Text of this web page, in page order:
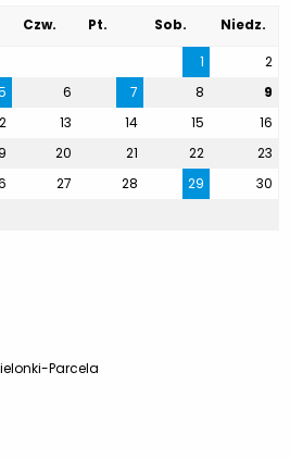
Czw. Pt. Sob.
Niedz.
1
2
6 7 8
9
13 14 15
16
20 21 22
23
27 28 29
30
Parcela